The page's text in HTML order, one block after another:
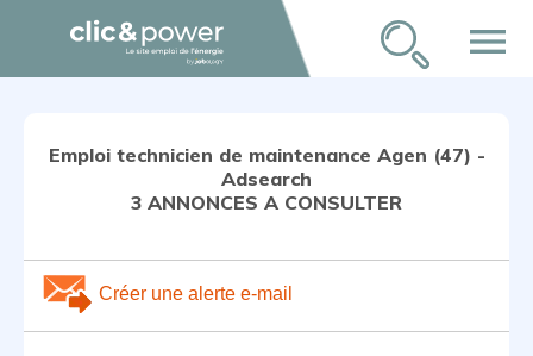
menu
Emploi technicien de maintenance Agen (47) -
Adsearch
3 ANNONCES A CONSULTER
Créer une alerte e-mail